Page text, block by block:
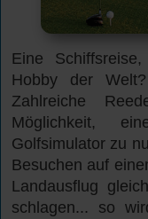
Eine
Hobby der
Zahlreiche
Möglichkeit,
Golfsimulator zu
Besuchen auf
Landausflug
schlagen... so